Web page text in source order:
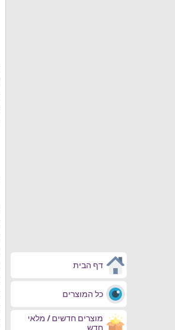
דף הבית
כל המוצרים
מוצרים חדשים / מלאי
חדש